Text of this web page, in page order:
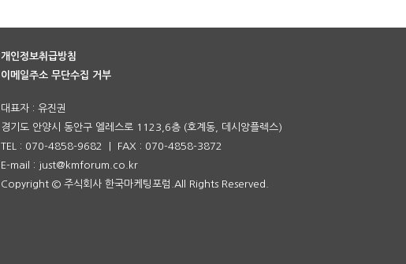
개인정보취급방침
이메일주소 무단수집 거부
대표자 : 유진권
경기도 안양시 동안구 엘레스로 1123,6층 (호계동, 데시앙플렉스)
TEL : 070-4858-9682 | FAX : 070-4858-3872
E-mail : just@kmforum.co.kr
Copyright © 주식회사 한국마케팅포럼.All Rights Reserved.